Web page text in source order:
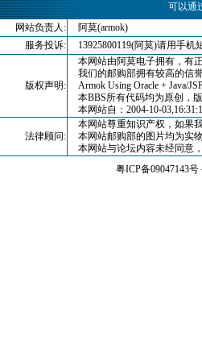
可以通
网站负责人:
阿莫(armok)
服务投诉:
13925800119(阿莫)请用手机
版权声明:
本网站由阿莫电子拥有，有
我们的邮购部拥有较高的信
Armok Using Oracle + Java/
本BBS所有代码均为原创，
本网站自：2004-10-
法律顾问:
本网站尊重知识产权，如果
本网站邮购部的图片均为实
本网站与论坛内容未经同意
粤ICP备09047143